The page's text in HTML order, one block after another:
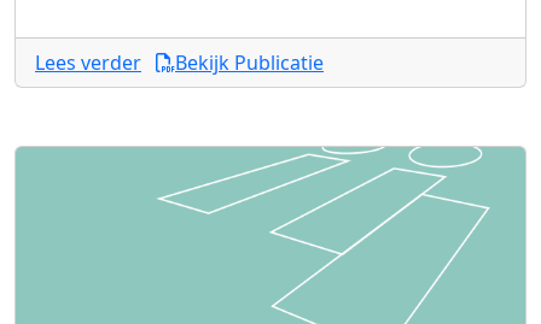
Lees verder Bekijk Publicatie